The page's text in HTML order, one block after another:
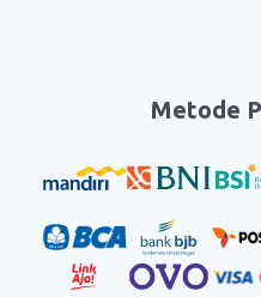
Metode